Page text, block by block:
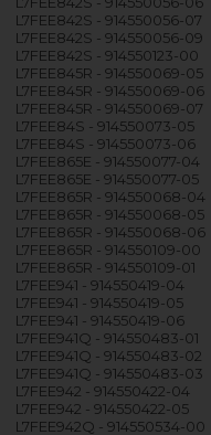
L7FEE842S - 914550056-07
L7FEE842S - 914550056-09
L7FEE842S - 914550123-00
L7FEE845R - 914550069-05
L7FEE845R - 914550069-06
L7FEE845R - 914550069-07
L7FEE84S - 914550073-05
L7FEE84S - 914550073-06
L7FEE865E - 914550077-04
L7FEE865E - 914550077-05
L7FEE865R - 914550068-04
L7FEE865R - 914550068-05
L7FEE865R - 914550068-06
L7FEE865R - 914550109-00
L7FEE865R - 914550109-01
L7FEE941 - 914550419-04
L7FEE941 - 914550419-05
L7FEE941 - 914550419-06
L7FEE941Q - 914550483-01
L7FEE941Q - 914550483-02
L7FEE941Q - 914550483-03
L7FEE942 - 914550422-04
L7FEE942 - 914550422-05
L7FEE942Q - 914550534-00